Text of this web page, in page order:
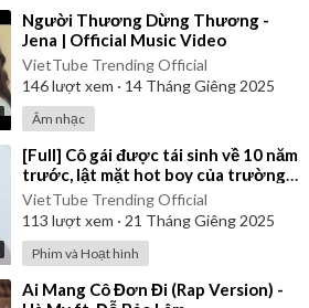
⁣Người Thương Dừng Thương -
Jena | Official Music Video
VietTube Trending Official
146lượt xem · 14 Tháng Giêng 2025
Âm nhạc
⁣[Full] Cô gái được tái sinh về 10 năm
trước, lật mặt hot boy của trường
là kẻ mưu mô độc ác
VietTube Trending Official
113 lượt xem · 21 Tháng Giêng 2025
Phim và Hoạt hình
⁣Ai Mang Cô Đơn Đi (Rap Version) -